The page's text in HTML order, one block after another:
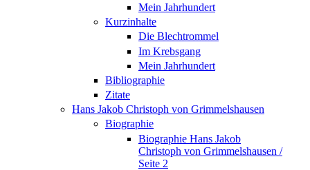
Mein Jahrhundert
Kurzinhalte
Die Blechtrommel
Im Krebsgang
Mein Jahrhundert
Bibliographie
Zitate
Hans Jakob Christoph von Grimmelshausen
Biographie
Biographie Hans Jakob
Christoph von Grimmelshausen /
Seite 2